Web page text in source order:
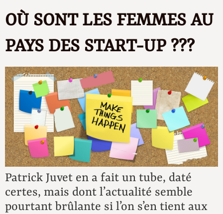
OÙ SONT LES FEMMES AU
PAYS DES START-UP ???
Patrick Juvet en a fait un tube, daté
certes, mais dont l’actualité semble
pourtant brûlante si l’on s’en tient aux